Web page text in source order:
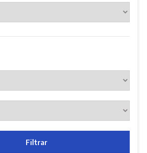
Filtrar